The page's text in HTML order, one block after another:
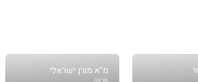
מ"א מורן ישראלי ד"ר